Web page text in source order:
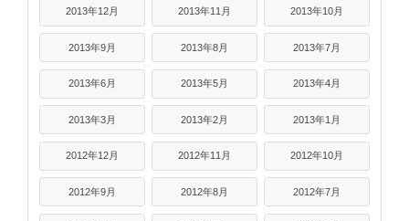
2013年12月 2013年11月 2013年10月
2013年9月 2013年8月 2013年7月
2013年6月 2013年5月 2013年4月
2013年3月 2013年2月 2013年1月
2012年12月 2012年11月 2012年10月
2012年9月 2012年8月 2012年7月